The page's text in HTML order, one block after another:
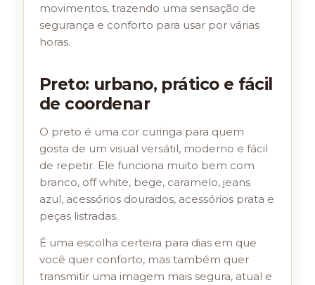
movimentos, trazendo uma sensação de
segurança e conforto para usar por várias
horas.
Preto: urbano, prático e fácil
de coordenar
O preto é uma cor curinga para quem
gosta de um visual versátil, moderno e fácil
de repetir. Ele funciona muito bem com
branco, off white, bege, caramelo, jeans
azul, acessórios dourados, acessórios prata e
peças listradas.
É uma escolha certeira para dias em que
você quer conforto, mas também quer
transmitir uma imagem mais segura, atual e